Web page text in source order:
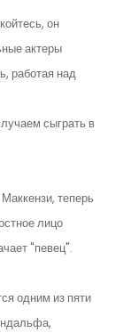
он
актеры
работая над
сыграть в
теперь
лицо
"певец".
одним из пяти